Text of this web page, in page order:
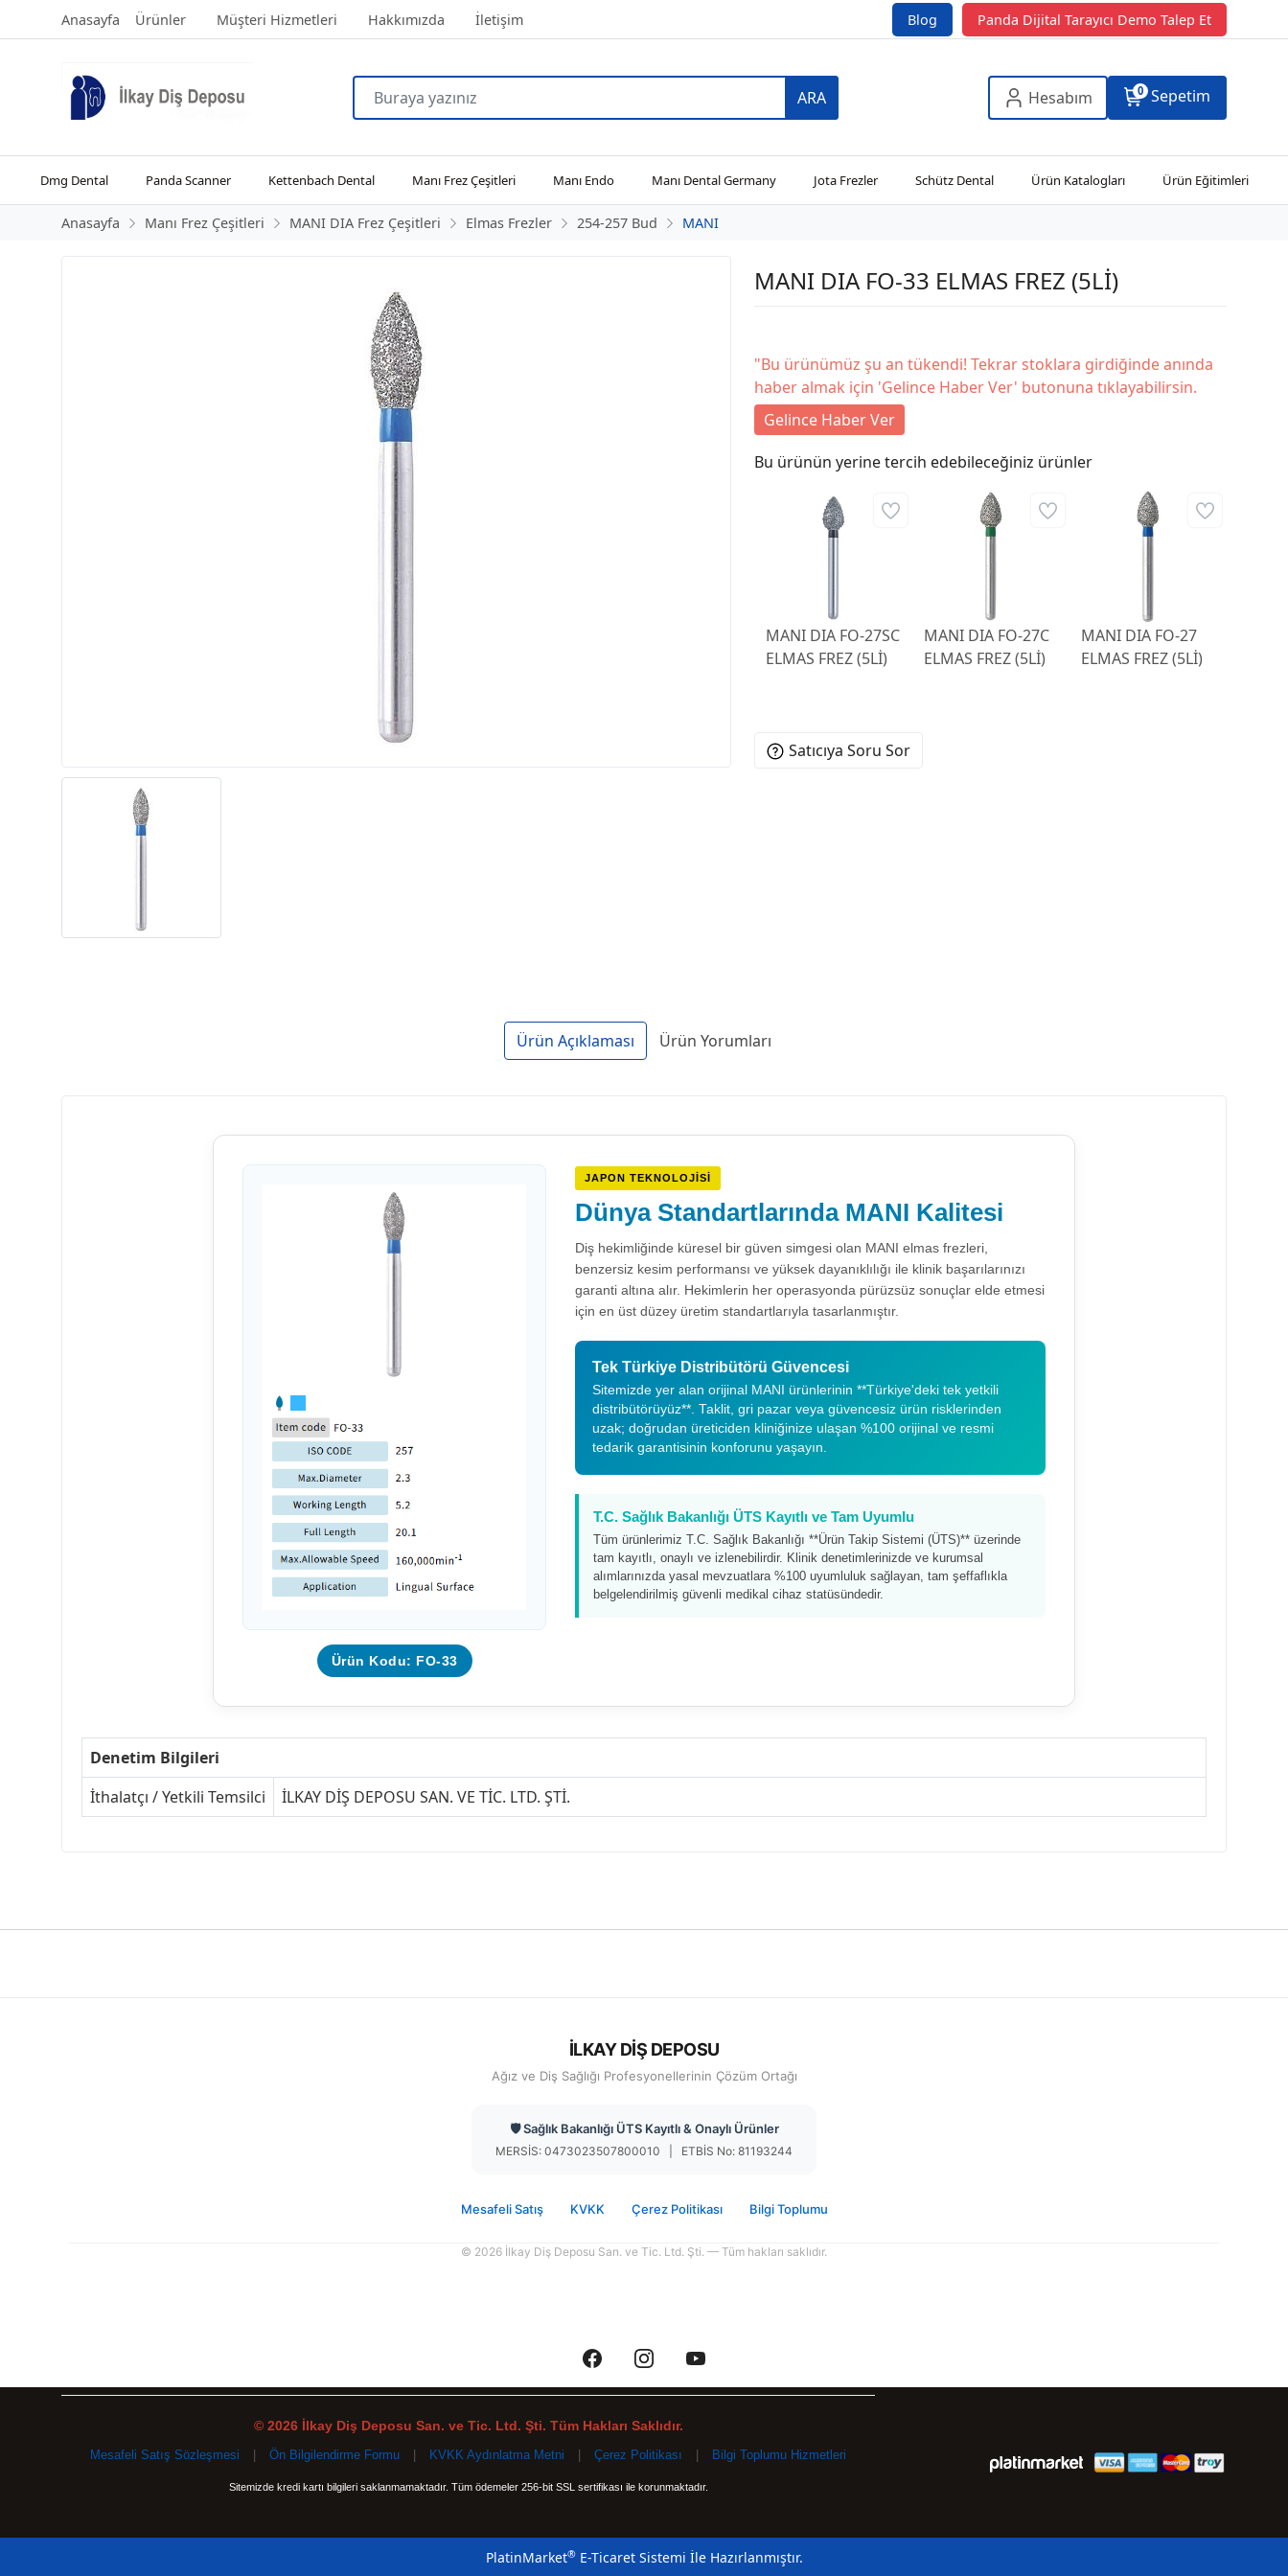
Anasayfa Ürünler Müşteri Hizmetleri Hakkımızda İletişim Blog Panda Dijital Tarayıcı Demo Talep Et
ARA Hesabım 0 Sepetim
Dmg Dental Panda Scanner Kettenbach Dental Manı Frez Çeşitleri Manı Endo Manı Dental Germany Jota Frezler Schütz Dental Ürün Katalogları Ürün Eğitimleri
Anasayfa Manı Frez Çeşitleri MANI DIA Frez Çeşitleri Elmas Frezler 254-257 Bud MANI
MANI DIA FO-33 ELMAS FREZ (5Lİ)
"Bu ürünümüz şu an tükendi! Tekrar stoklara girdiğinde anında
haber almak için 'Gelince Haber Ver' butonuna tıklayabilirsin.
Gelince Haber Ver
Bu ürünün yerine tercih edebileceğiniz ürünler
MANI DIA FO-27SC
ELMAS FREZ (5Lİ)
MANI DIA FO-27C
ELMAS FREZ (5Lİ)
MANI DIA FO-27
ELMAS FREZ (5Lİ)
Satıcıya Soru Sor
Ürün Açıklaması Ürün Yorumları
Ürün Kodu: FO-33
JAPON TEKNOLOJISI
Dünya Standartlarında MANI Kalitesi
Diş hekimliğinde küresel bir güven simgesi olan MANI elmas frezleri,
benzersiz kesim performansı ve yüksek dayanıklılığı ile klinik başarılarınızı
garanti altına alır. Hekimlerin her operasyonda pürüzsüz sonuçlar elde etmesi
için en üst düzey üretim standartlarıyla tasarlanmıştır.
Tek Türkiye Distribütörü Güvencesi
Sitemizde yer alan orijinal MANI ürünlerinin **Türkiye'deki tek yetkili
distribütörüyüz**. Taklit, gri pazar veya güvencesiz ürün risklerinden
uzak; doğrudan üreticiden kliniğinize ulaşan %100 orijinal ve resmi
tedarik garantisinin konforunu yaşayın.
T.C. Sağlık Bakanlığı ÜTS Kayıtlı ve Tam Uyumlu
Tüm ürünlerimiz T.C. Sağlık Bakanlığı **Ürün Takip Sistemi (ÜTS)** üzerinde
tam kayıtlı, onaylı ve izlenebilirdir. Klinik denetimlerinizde ve kurumsal
alımlarınızda yasal mevzuatlara %100 uyumluluk sağlayan, tam şeffaflıkla
belgelendirilmiş güvenli medikal cihaz statüsündedir.
Denetim Bilgileri
İthalatçı / Yetkili Temsilci
İLKAY DİŞ DEPOSU SAN. VE TİC. LTD. ŞTİ.
İLKAY DİŞ DEPOSU
Ağız ve Diş Sağlığı Profesyonellerinin Çözüm Ortağı
🛡️ Sağlık Bakanlığı ÜTS Kayıtlı & Onaylı Ürünler
MERSİS: 0473023507800010 | ETBİS No: 81193244
Mesafeli Satış KVKK Çerez Politikası Bilgi Toplumu
© 2026 İlkay Diş Deposu San. ve Tic. Ltd. Şti. — Tüm hakları saklıdır.
© 2026 İlkay Diş Deposu San. ve Tic. Ltd. Şti. Tüm Hakları Saklıdır.
Mesafeli Satış Sözleşmesi Ön Bilgilendirme Formu KVKK Aydınlatma Metni Çerez Politikası Bilgi Toplumu Hizmetleri
Sitemizde kredi kartı bilgileri saklanmamaktadır. Tüm ödemeler 256-bit SSL sertifikası ile korunmaktadır.
PlatinMarket®E-Ticaret Sistemi İle Hazırlanmıştır.